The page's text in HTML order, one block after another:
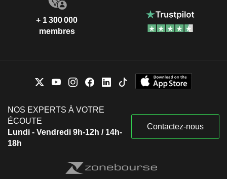
+ 1 300 000
membres
NOS EXPERTS À VOTRE
ÉCOUTE
Lundi - Vendredi 9h-12h / 14h-
18h
Contactez-nous